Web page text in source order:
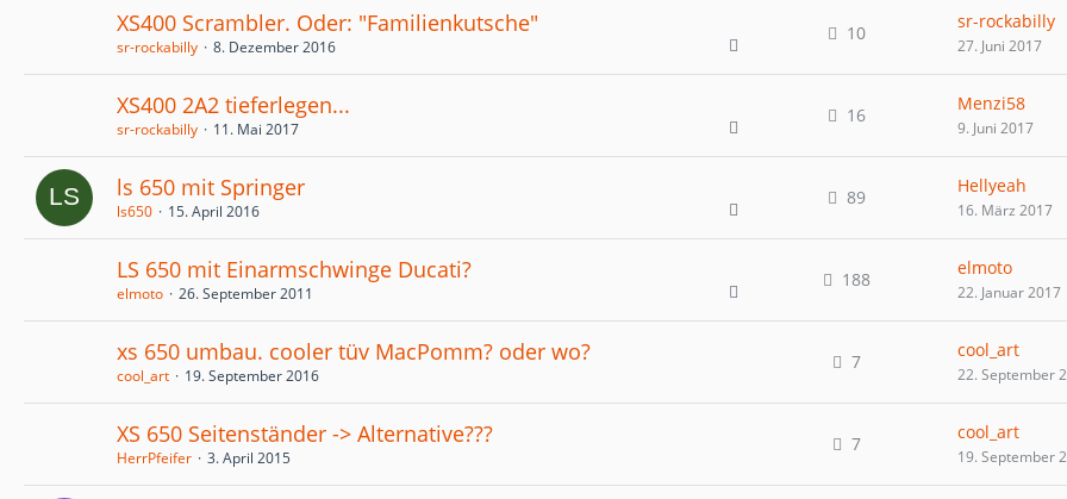
XS400 Scrambler. Oder: "Familienkutsche"
sr-rockabilly 8. Dezember 2016
10
sr-rockabilly
27. Juni 2017
XS400 2A2 tieferlegen...
sr-rockabilly 11. Mai 2017
16
Menzi58
9. Juni 2017
ls 650 mit Springer
ls650 15. April 2016
89
Hellyeah
16. März 2017
LS 650 mit Einarmschwinge Ducati?
elmoto 26. September 2011
188
elmoto
22. Januar 2017
xs 650 umbau. cooler tüv MacPomm? oder wo?
cool_art 19. September 2016
7
cool_art
22. September
XS 650 Seitenständer -> Alternative???
HerrPfeifer 3. April 2015
7
cool_art
19. September